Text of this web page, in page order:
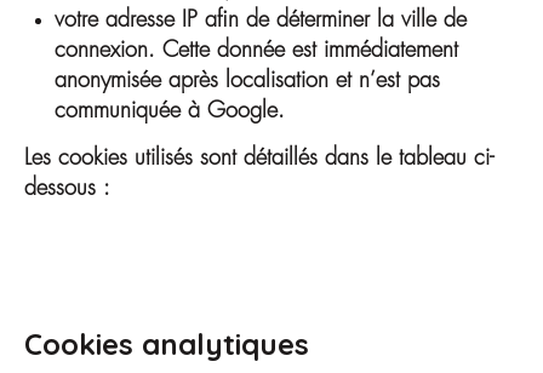
votre adresse IP afin de déterminer la ville de
connexion. Cette donnée est immédiatement
anonymisée après localisation et n’est pas
communiquée à Google.
Les cookies utilisés sont détaillés dans le tableau ci-
dessous :
Cookies analytiques